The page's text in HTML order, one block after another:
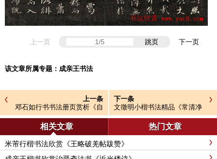
上一页 跳页 下一页
该文章所属专题： 成亲王书法
上一条
邓石如行书书法册页赏析《自
书诗稿36首》
下一条
文徵明小楷书法精品《常清净
经+老子列传》合册高清彩版
相关文章 热门文章
米芾行楷书法欣赏《王略破羌帖跋赞》